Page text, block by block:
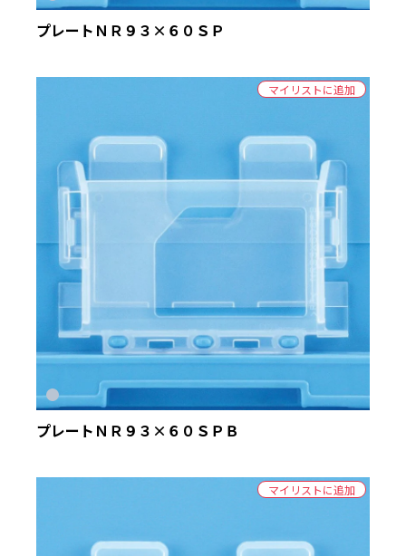
プレートＮＲ９３×６０ＳＰ
マイリストに追加
プレートＮＲ９３×６０ＳＰＢ
マイリストに追加